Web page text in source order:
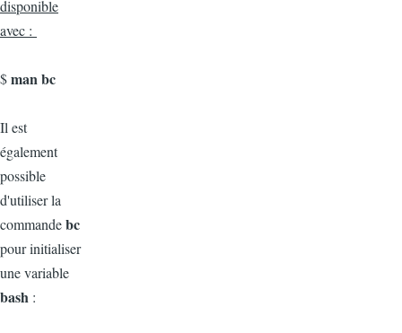
disponible
avec :
$man bc
Il est
également
possible
d'utiliser la
commandebc
pour initialiser
une variable
bash :